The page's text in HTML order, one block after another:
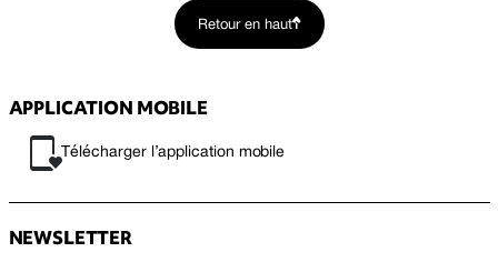
Retour en haut
APPLICATION MOBILE
Télécharger l’application mobile
NEWSLETTER